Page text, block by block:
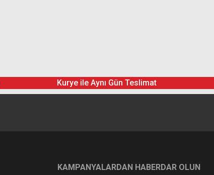
Kurye ile Aynı Gün Teslimat
KAMPANYALARDAN HABERDAR OLUN